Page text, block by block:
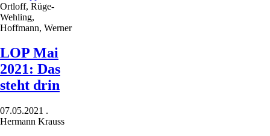
Ortloff, Rüge-
Wehling,
Hoffmann, Werner
LOP Mai
2021: Das
steht drin
07.05.2021 .
Hermann Krauss